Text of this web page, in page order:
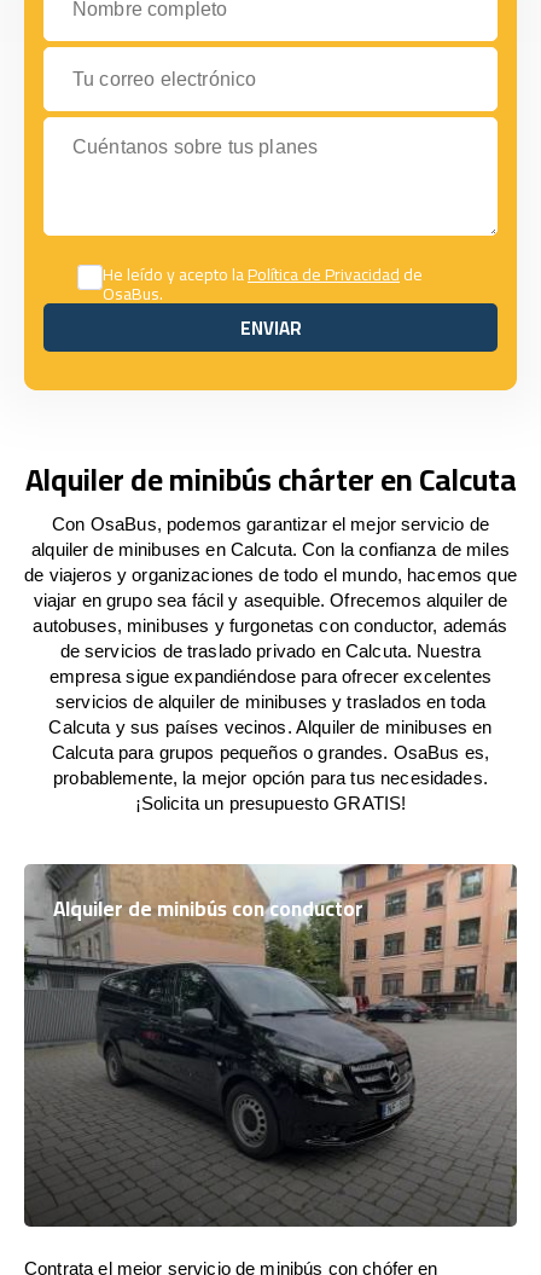
Tu correo electrónico
Cuéntanos sobre tus planes
He leído y acepto laPolítica de Privacidadde
OsaBus.
ENVIAR
ENVIAR
Alquiler de minibús chárter en Calcuta
Con OsaBus, podemos garantizar el mejor servicio de
alquiler de minibuses en Calcuta. Con la confianza de miles
de viajeros y organizaciones de todo el mundo, hacemos que
viajar en grupo sea fácil y asequible. Ofrecemos alquiler de
autobuses, minibuses y furgonetas con conductor, además
de servicios de traslado privado en Calcuta. Nuestra
empresa sigue expandiéndose para ofrecer excelentes
servicios de alquiler de minibuses y traslados en toda
Calcuta y sus países vecinos. Alquiler de minibuses en
Calcuta para grupos pequeños o grandes. OsaBus es,
probablemente, la mejor opción para tus necesidades.
¡Solicita un presupuesto GRATIS!
Alquiler de minibús con conductor
Contrata el mejor servicio de minibús con chófer en